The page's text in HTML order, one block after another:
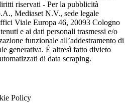
riservati - Per la pubblicità
Mediaset N.V., sede legale
Viale Europa 46, 20093 Cologno
e ai dati personali trasmessi e/o
funzionale all’addestramento di
generativa. È altresì fatto divieto
di data scraping.
Policy